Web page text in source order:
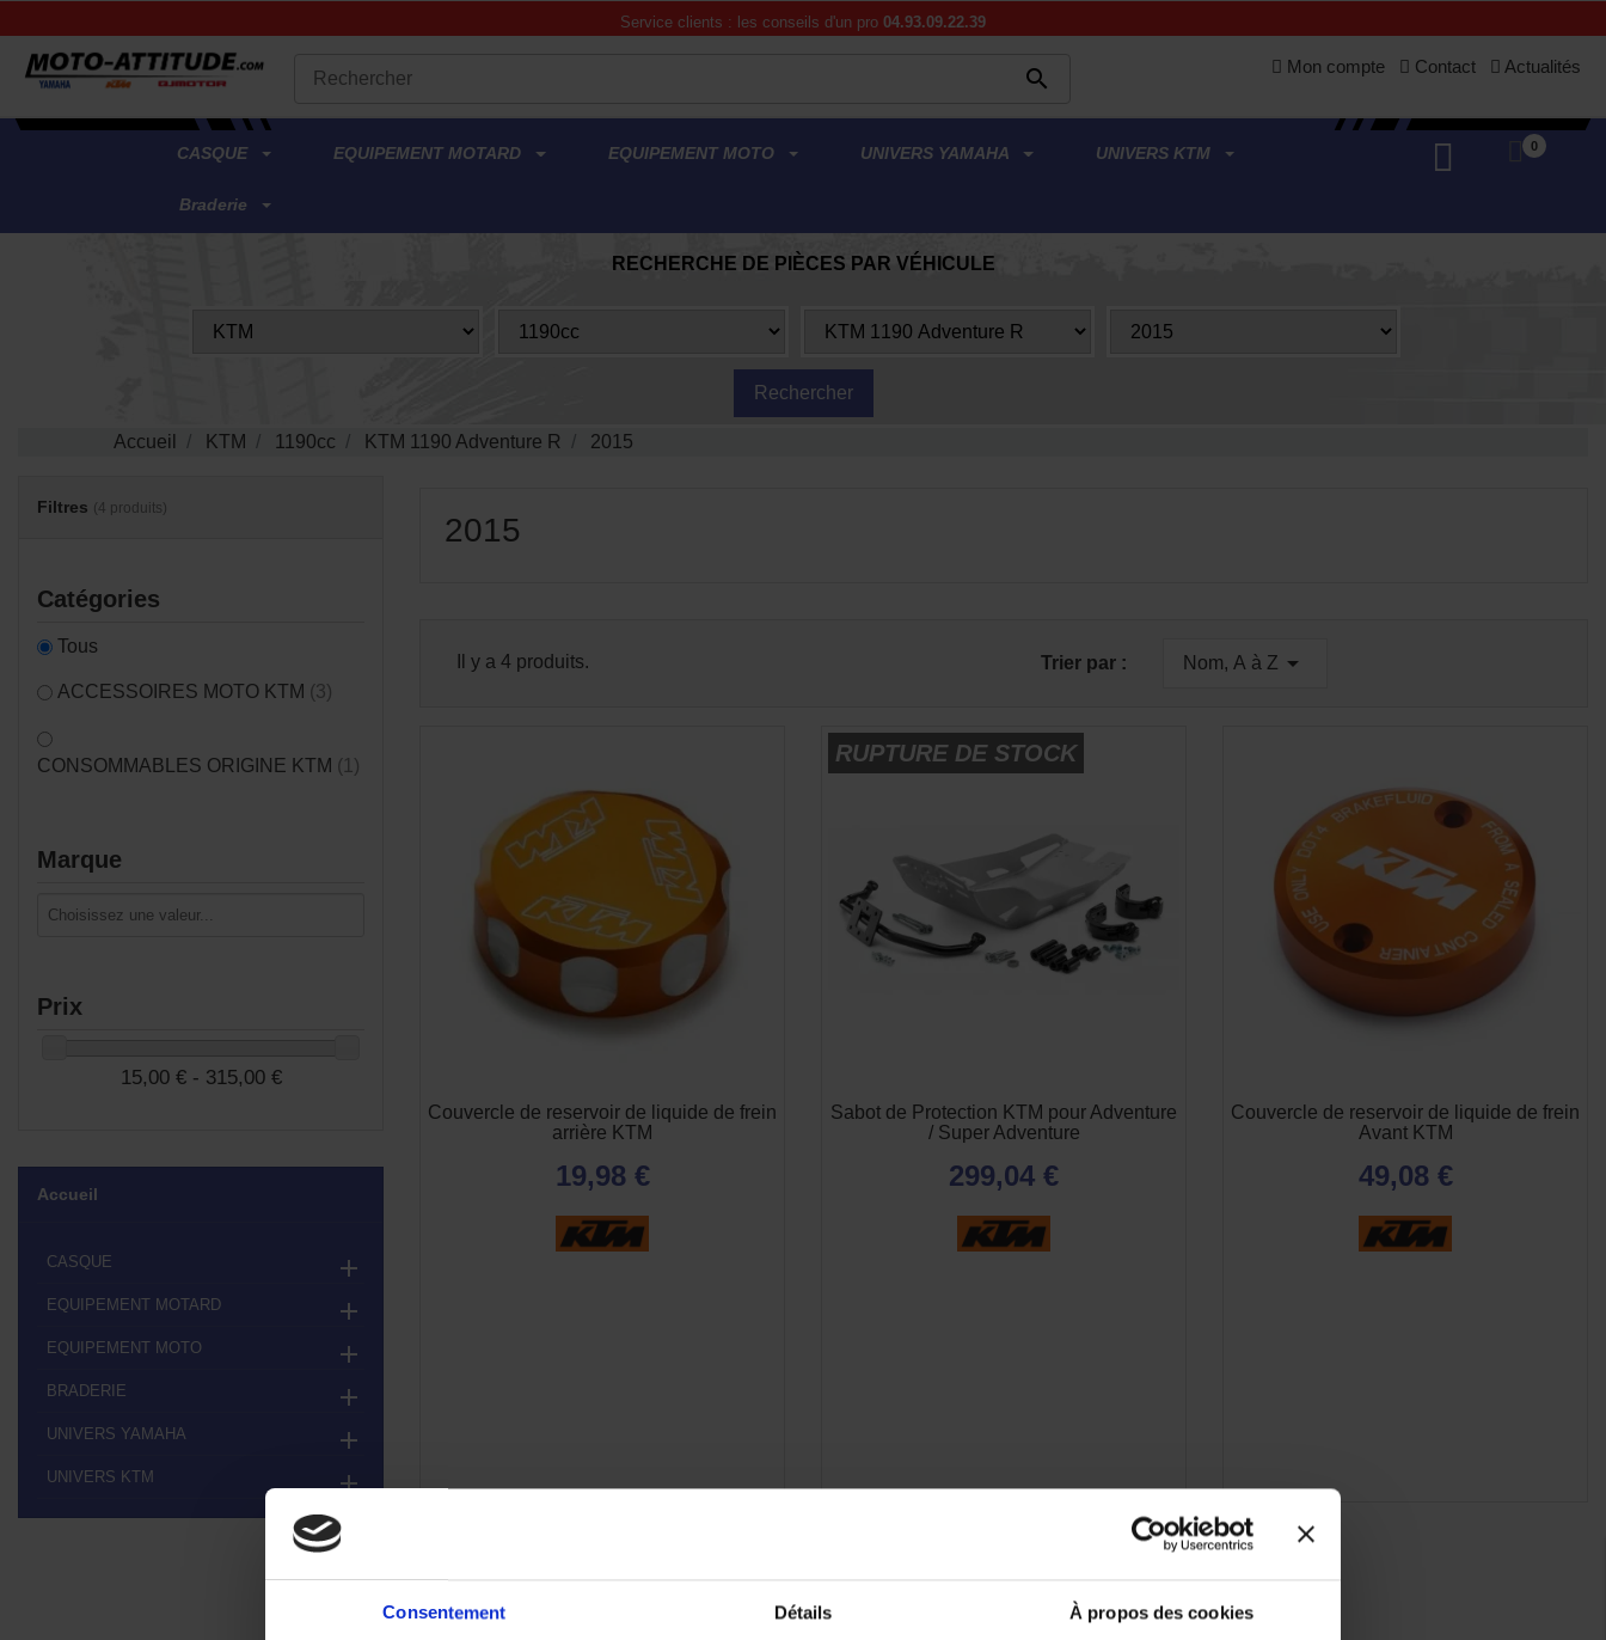
Consentement Détails À propos des cookies
Service clients : les conseils d'un pro 04.93.09.22.39
 Mon compte Contact Actualités
.
CASQUE EQUIPEMENT MOTARD EQUIPEMENT MOTO UNIVERS YAMAHA UNIVERS KTM
Braderie
0
RECHERCHE DE PIÈCES PAR VÉHICULE
Accueil KTM 1190cc KTM 1190 Adventure R 2015
Filtres (4 produits)
Catégories
Tous
ACCESSOIRES MOTO KTM (3)
CONSOMMABLES ORIGINE KTM (1)
Marque
Prix
15,00 € - 315,00 €
Accueil
CASQUE 
EQUIPEMENT MOTARD 
EQUIPEMENT MOTO 
BRADERIE 
UNIVERS YAMAHA 
UNIVERS KTM 
2015
Il y a 4 produits. Trier par : Nom, A à Z 
Couvercle de reservoir de liquide de frein
arrière KTM
19,98 €
RUPTURE DE STOCK
Sabot de Protection KTM pour Adventure
/ Super Adventure
299,04 €
Couvercle de reservoir de liquide de frein
Avant KTM
49,08 €
 APERÇU RAPIDE